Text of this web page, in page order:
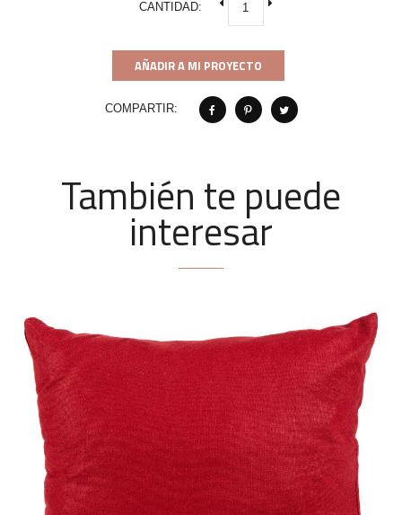
CANTIDAD:
AÑADIR A MI PROYECTO
COMPARTIR:
También te puede
interesar